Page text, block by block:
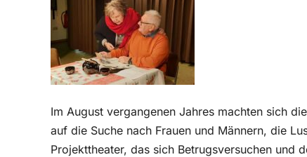
Im August vergangenen Jahres machten sich
auf die Suche nach Frauen und Männern, die
Projekttheater, das sich Betrugsversuchen und